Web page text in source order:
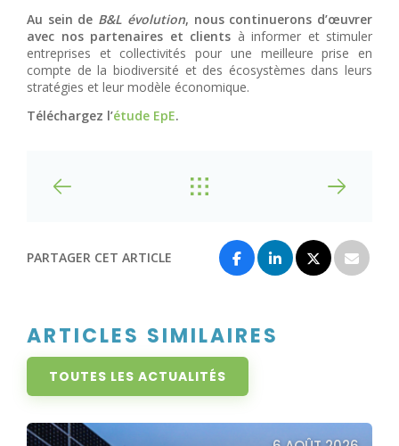
Au sein de B&L évolution, nous continuerons d’œuvrer
avec nos partenaires et clients à informer et stimuler
entreprises et collectivités pour une meilleure prise en
compte de la biodiversité et des écosystèmes dans leurs
stratégies et leur modèle économique.
Téléchargez l’étude EpE.
PARTAGER CET ARTICLE
ARTICLES SIMILAIRES
TOUTES LES ACTUALITÉS